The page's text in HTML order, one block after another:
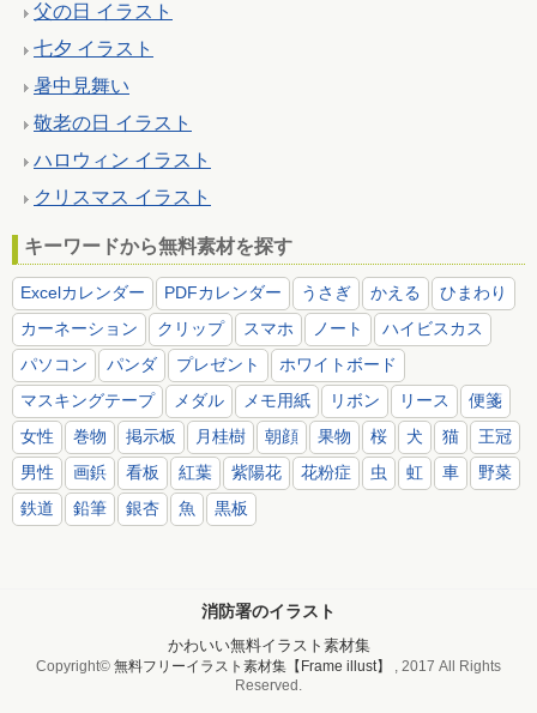
父の日 イラスト
七夕 イラスト
暑中見舞い
敬老の日 イラスト
ハロウィン イラスト
クリスマス イラスト
キーワードから無料素材を探す
Excelカレンダー PDFカレンダー うさぎ かえる
ひまわり
カーネーション
クリップ スマホ ノート
ハイビスカス
パソコン
パンダ プレゼント
ホワイトボード
マスキングテープ
メダル メモ用紙 リボン リース
便箋
女性
巻物 掲示板 月桂樹 朝顔 果物 桜 犬 猫
王冠
男性
画鋲 看板 紅葉 紫陽花 花粉症 虫 虹 車
野菜
鉄道
鉛筆 銀杏 魚 黒板
消防署のイラスト
かわいい無料イラスト素材集
Copyright© 無料フリーイラスト素材集【Frame illust】
, 2017 All Rights
Reserved.